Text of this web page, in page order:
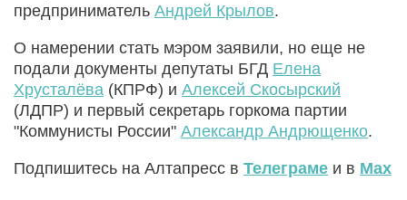
предприниматель Андрей Крылов.
О намерении стать мэром заявили, но еще не
подали документы депутаты БГД Елена
Хрусталёва (КПРФ) и Алексей Скосырский
(ЛДПР) и первый секретарь горкома партии
"Коммунисты России" Александр Андрющенко.
Подпишитесь на Алтапресс в Телеграме и в Max